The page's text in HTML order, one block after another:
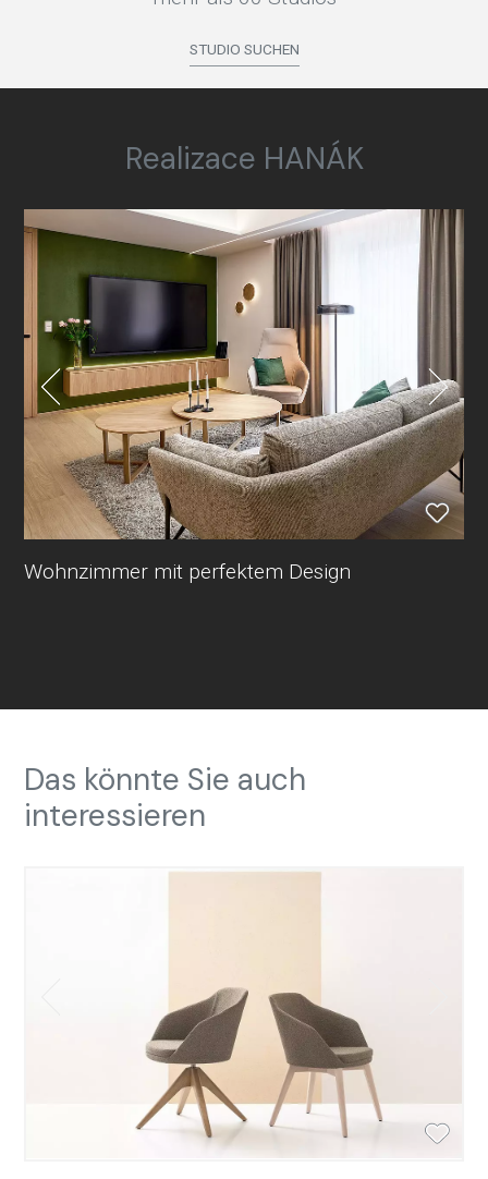
STUDIO SUCHEN
Realizace HANÁK
Wohnzimmer mit perfektem Design
Das könnte Sie auch
interessieren